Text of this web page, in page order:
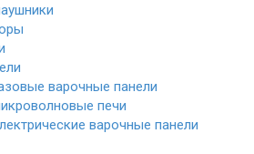
варочные панели
печи
варочные панели